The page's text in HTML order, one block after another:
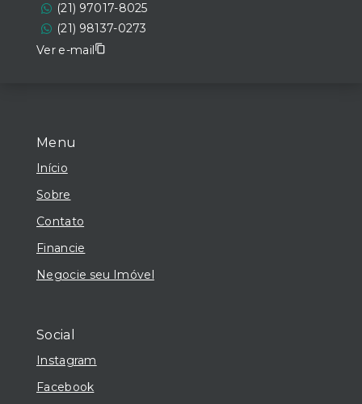
Menu
Início
Sobre
Contato
Financie
Negocie seu Imóvel
Social
Instagram
Facebook
(21) 97017-8025
(21) 98137-0273
Ver e-mail